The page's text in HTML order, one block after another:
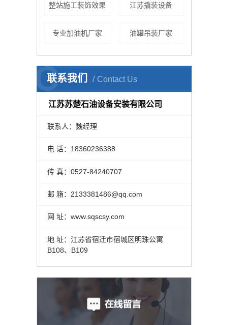
整站施工装饰效果 江苏撬装设备
专业加油机厂家 油罐吊装厂家
联系我们 Contact Us
C
江苏苏楚石油设备安装有限公司
联系人：魏经理
电 话：18360236388
传 真：0527-84240707
邮 箱：2133381486@qq.com
网 址：www.sqscsy.com
地 址：江苏省宿迁市宿城区明珠公寓
B108、B109